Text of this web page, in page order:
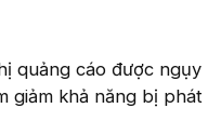
quảng cáo được ngụy
giảm khả năng bị phát